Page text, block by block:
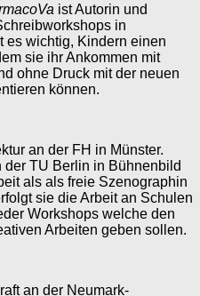
ist Autorin und
in
es wichtig, Kindern einen
sie ihr Ankommen mit
ohne Druck mit der neuen
können.
an der FH in Münster.
der TU Berlin in Bühnenbild
als als freie Szenographin
sie die Arbeit an Schulen
Workshops welche den
Arbeiten geben sollen.
an der Neumark-